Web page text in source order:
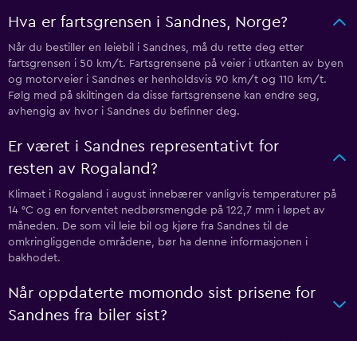
Hva er fartsgrensen i Sandnes, Norge?
Når du bestiller en leiebil i Sandnes, må du rette deg etter
fartsgrensen i 50 km/t. Fartsgrensene på veier i utkanten av byen
og motorveier i Sandnes er henholdsvis 90 km/t og 110 km/t.
Følg med på skiltingen da disse fartsgrensene kan endre seg,
avhengig av hvor i Sandnes du befinner deg.
Er været i Sandnes representativt for
resten av Rogaland?
Klimaet i Rogaland i august innebærer vanligvis temperaturer på
14 °C og en forventet nedbørsmengde på 122,7 mm i løpet av
måneden. De som vil leie bil og kjøre fra Sandnes til de
omkringliggende områdene, bør ha denne informasjonen i
bakhodet.
Når oppdaterte momondo sist prisene for
Sandnes fra biler sist?